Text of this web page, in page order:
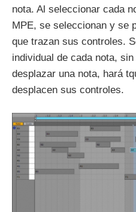
nota. Al seleccionar cada
MPE, se seleccionan y se
que trazan sus controles.
individual de cada nota,
desplazar una nota, hará
desplacen sus controles.